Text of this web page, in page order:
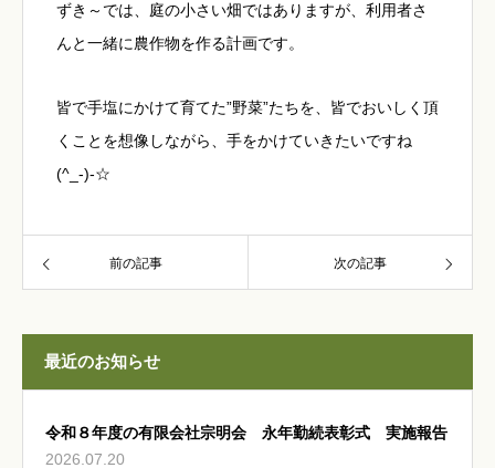
ずき～では、庭の小さい畑ではありますが、利用者さ
んと一緒に農作物を作る計画です。
皆で手塩にかけて育てた”野菜”たちを、皆でおいしく頂
くことを想像しながら、手をかけていきたいですね
(^_-)-☆
前の記事 次の記事
最近のお知らせ
令和８年度の有限会社宗明会 永年勤続表彰式 実施報告
2026.07.20